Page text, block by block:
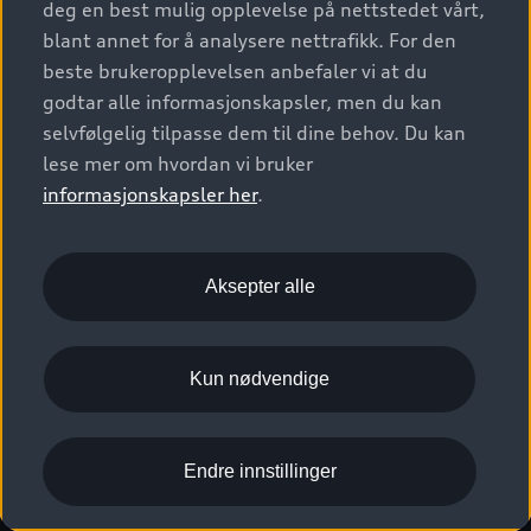
S/RS
Konseptbiler og prototyper
Prislister
Leasing
Bilgarantier
Audi Forsikring
Verkstedtjenester
Functions on demand
Kom i gang med myAudi
Kundeservice
Nyhetsbrev
Presse
Karriere
Bli sertifisert merkeverksted
Autoretur
Åpenhetsloven
© 2026 AUDI NORGE. All Rights Reserved.
Imprint Ansvarserklæring
Personvern
Informasjonskapsler (cookies)
Juridisk informasjon AUDI AG
deg en best mulig opplevelse på nettstedet vårt,
blant annet for å analysere nettrafikk. For den
beste brukeropplevelsen anbefaler vi at du
godtar alle informasjonskapsler, men du kan
selvfølgelig tilpasse dem til dine behov. Du kan
lese mer om hvordan vi bruker
informasjonskapsler her.
Aksepter alle
Kun nødvendige
Endre innstillinger